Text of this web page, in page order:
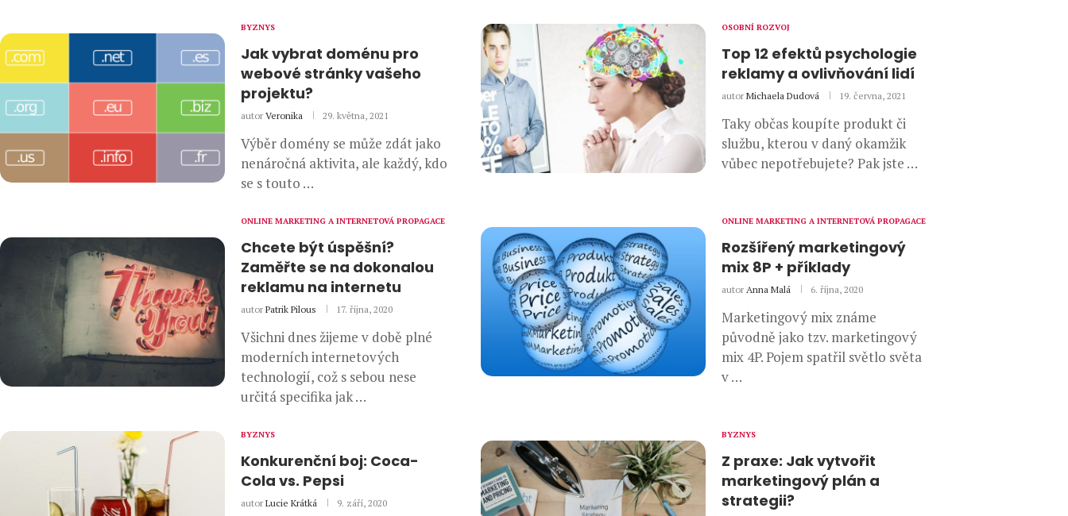
BYZNYS
Jak vybrat doménu pro
webové stránky vašeho
projektu?
autor Veronika 29. května, 2021
Výběr domény se může zdát jako
nenáročná aktivita, ale každý, kdo
se s touto …
OSOBNÍ ROZVOJ
Top 12 efektů psychologie
reklamy a ovlivňování lidí
autor Michaela Dudová 19. června, 2021
Taky občas koupíte produkt či
službu, kterou v daný okamžik
vůbec nepotřebujete? Pak jste …
ONLINE MARKETING A INTERNETOVÁ PROPAGACE
Chcete být úspěšní?
Zaměřte se na dokonalou
reklamu na internetu
autor Patrik Pilous 17. října, 2020
Všichni dnes žijeme v době plné
moderních internetových
technologií, což s sebou nese
určitá specifika jak …
ONLINE MARKETING A INTERNETOVÁ PROPAGACE
Rozšířený marketingový
mix 8P + příklady
autor Anna Malá 6. října, 2020
Marketingový mix známe
původně jako tzv. marketingový
mix 4P. Pojem spatřil světlo světa
v …
BYZNYS
Konkurenční boj: Coca-
Cola vs. Pepsi
autor Lucie Krátká 9. září, 2020
BYZNYS
Z praxe: Jak vytvořit
marketingový plán a
strategii?